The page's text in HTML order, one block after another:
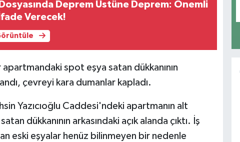
Deprem Üstüne Deprem: Önemli
Verecek!
spot eşya satan dükkanının
çevreyi kara dumanlar kapladı.
Yazıcıoğlu Caddesi'ndeki apartmanın alt
dükkanının arkasındaki açık alanda çıktı. İş
eski eşyalar henüz bilinmeyen bir nedenle